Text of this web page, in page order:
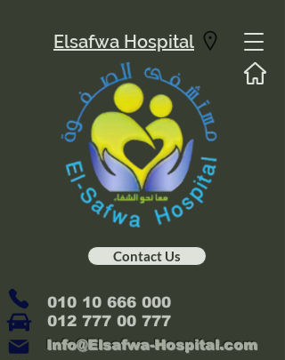
Elsafwa Hospital
Info@Elsafwa-Hospital.com
010 10 666 000
012 777 00 777
Contact Us